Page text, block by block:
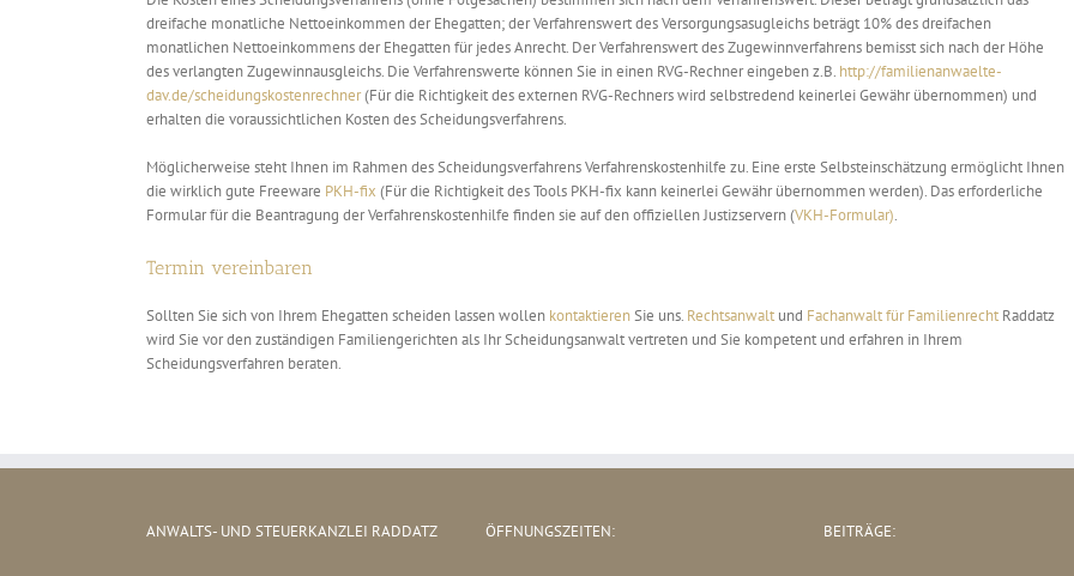
dreifache monatliche Nettoeinkommen der Ehegatten; der Verfahrenswert des Versorgungsasugleichs beträgt 10% des dreifachen
monatlichen Nettoeinkommens der Ehegatten für jedes Anrecht. Der Verfahrenswert des Zugewinnverfahrens bemisst sich nach der Höhe
des verlangten Zugewinnausgleichs. Die Verfahrenswerte können Sie in einen RVG-Rechner eingeben z.B. http://familienanwaelte-
dav.de/scheidungskostenrechner(Für die Richtigkeit des externen RVG-Rechners wird selbstredend keinerlei Gewähr übernommen) und
erhalten die voraussichtlichen Kosten des Scheidungsverfahrens.
Möglicherweise steht Ihnen im Rahmen des Scheidungsverfahrens Verfahrenskostenhilfe zu. Eine erste Selbsteinschätzung ermöglicht Ihnen
die wirklich gute Freeware PKH-fix (Für die Richtigkeit des Tools PKH-fix kann keinerlei Gewähr übernommen werden). Das erforderliche
Formular für die Beantragung der Verfahrenskostenhilfe finden sie auf den offiziellen Justizservern (VKH-Formular).
Termin vereinbaren
Sollten Sie sich von Ihrem Ehegatten scheiden lassen wollen kontaktierenSie uns. Rechtsanwalt und Fachanwalt für Familienrecht Raddatz
wird Sie vor den zuständigen Familiengerichten als Ihr Scheidungsanwalt vertreten und Sie kompetent und erfahren in Ihrem
Scheidungsverfahren beraten.
ANWALTS- UND STEUERKANZLEI RADDATZ ÖFFNUNGSZEITEN: BEITRÄGE: